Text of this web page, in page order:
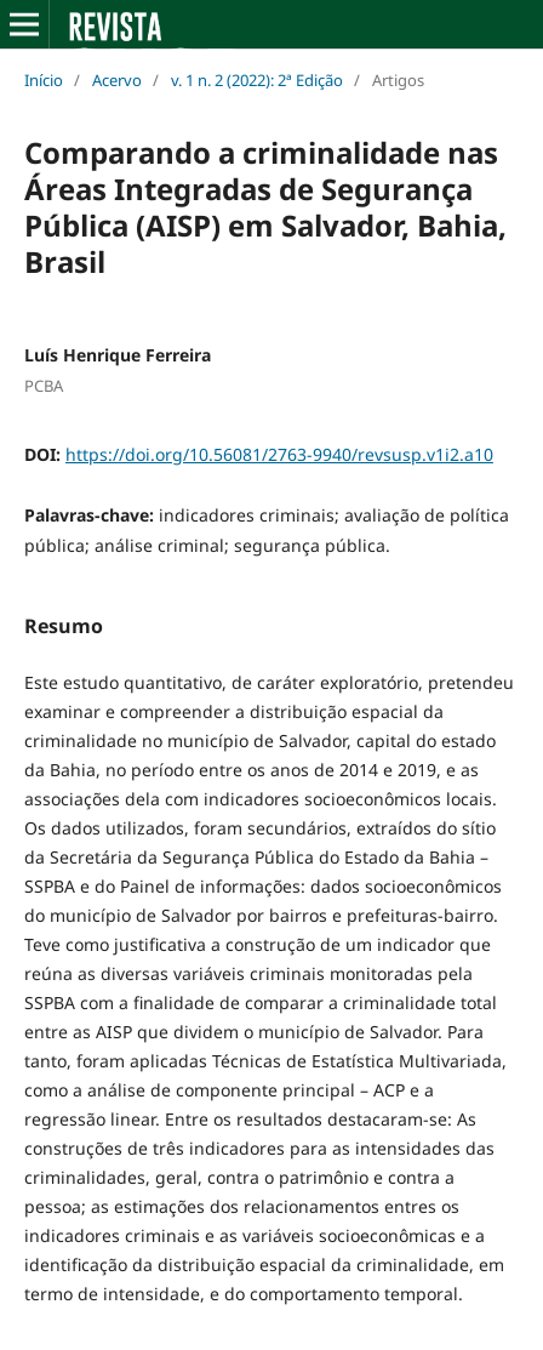
Início / Acervo / v. 1 n. 2 (2022): 2ª Edição / Artigos
Comparando a criminalidade nas
Áreas Integradas de Segurança
Pública (AISP) em Salvador, Bahia,
Brasil
Luís Henrique Ferreira
PCBA
DOI: https://doi.org/10.56081/2763-9940/revsusp.v1i2.a10
Palavras-chave: indicadores criminais; avaliação de política
pública; análise criminal; segurança pública.
Resumo
Este estudo quantitativo, de caráter exploratório, pretendeu
examinar e compreender a distribuição espacial da
criminalidade no município de Salvador, capital do estado
da Bahia, no período entre os anos de 2014 e 2019, e as
associações dela com indicadores socioeconômicos locais.
Os dados utilizados, foram secundários, extraídos do sítio
da Secretária da Segurança Pública do Estado da Bahia –
SSPBA e do Painel de informações: dados socioeconômicos
do município de Salvador por bairros e prefeituras-bairro.
Teve como justificativa a construção de um indicador que
reúna as diversas variáveis criminais monitoradas pela
SSPBA com a finalidade de comparar a criminalidade total
entre as AISP que dividem o município de Salvador. Para
tanto, foram aplicadas Técnicas de Estatística Multivariada,
como a análise de componente principal – ACP e a
regressão linear. Entre os resultados destacaram-se: As
construções de três indicadores para as intensidades das
criminalidades, geral, contra o patrimônio e contra a
pessoa; as estimações dos relacionamentos entres os
indicadores criminais e as variáveis socioeconômicas e a
identificação da distribuição espacial da criminalidade, em
termo de intensidade, e do comportamento temporal.